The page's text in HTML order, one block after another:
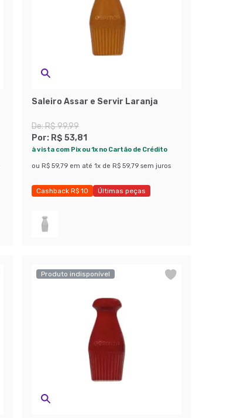
Saleiro Assar e Servir Laranja
De:R$ 99,99
Por: R$ 53,81
à vista com Pix ou 1x no Cartão de Crédito
ou R$ 59,79 em até 1x de R$ 59,79 sem juros
Cashback R$ 10
Últimas peças
Produto indisponível